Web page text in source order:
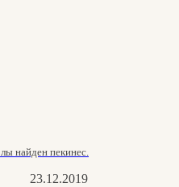
найден пекинес.
23.12.2019